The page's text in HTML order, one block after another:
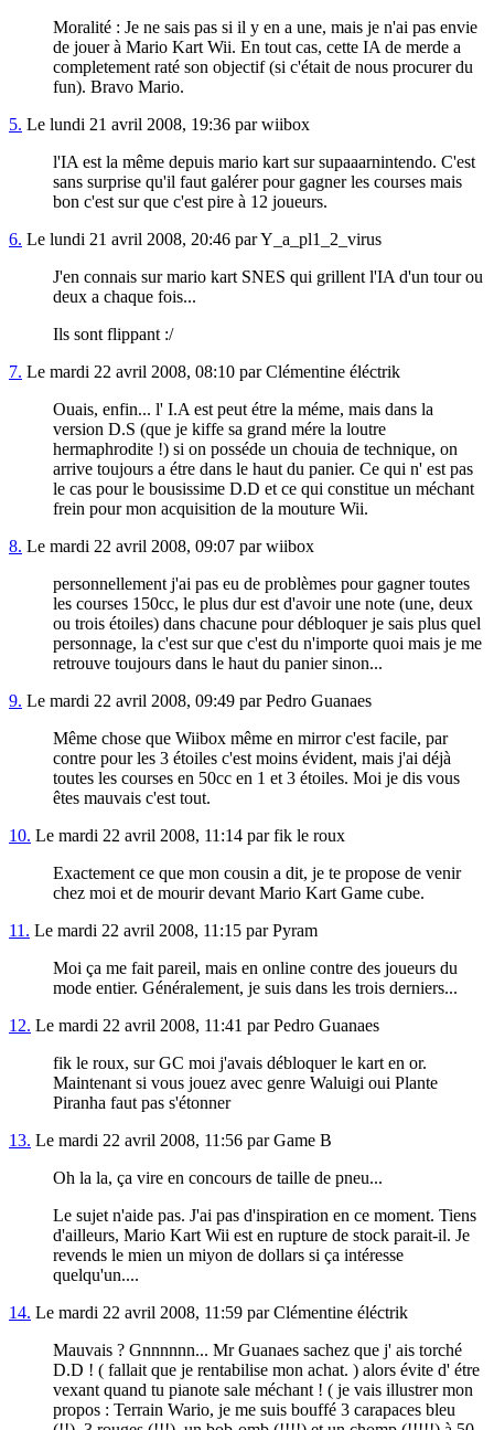
Moralité : Je ne sais pas si il y en a une, mais je n'ai pas envie
de jouer à Mario Kart Wii. En tout cas, cette IA de merde a
completement raté son objectif (si c'était de nous procurer du
fun). Bravo Mario.
5. Le lundi 21 avril 2008, 19:36 par wiibox
l'IA est la même depuis mario kart sur supaaarnintendo. C'est
sans surprise qu'il faut galérer pour gagner les courses mais
bon c'est sur que c'est pire à 12 joueurs.
6. Le lundi 21 avril 2008, 20:46 par Y_a_pl1_2_virus
J'en connais sur mario kart SNES qui grillent l'IA d'un tour ou
deux a chaque fois...
Ils sont flippant :/
7. Le mardi 22 avril 2008, 08:10 par Clémentine éléctrik
Ouais, enfin... l' I.A est peut étre la méme, mais dans la
version D.S (que je kiffe sa grand mére la loutre
hermaphrodite !) si on posséde un chouia de technique, on
arrive toujours a étre dans le haut du panier. Ce qui n' est pas
le cas pour le bousissime D.D et ce qui constitue un méchant
frein pour mon acquisition de la mouture Wii.
8. Le mardi 22 avril 2008, 09:07 par wiibox
personnellement j'ai pas eu de problèmes pour gagner toutes
les courses 150cc, le plus dur est d'avoir une note (une, deux
ou trois étoiles) dans chacune pour débloquer je sais plus quel
personnage, la c'est sur que c'est du n'importe quoi mais je me
retrouve toujours dans le haut du panier sinon...
9. Le mardi 22 avril 2008, 09:49 par Pedro Guanaes
Même chose que Wiibox même en mirror c'est facile, par
contre pour les 3 étoiles c'est moins évident, mais j'ai déjà
toutes les courses en 50cc en 1 et 3 étoiles. Moi je dis vous
êtes mauvais c'est tout.
10. Le mardi 22 avril 2008, 11:14 par fik le roux
Exactement ce que mon cousin a dit, je te propose de venir
chez moi et de mourir devant Mario Kart Game cube.
11. Le mardi 22 avril 2008, 11:15 par Pyram
Moi ça me fait pareil, mais en online contre des joueurs du
mode entier. Généralement, je suis dans les trois derniers...
12. Le mardi 22 avril 2008, 11:41 par Pedro Guanaes
fik le roux, sur GC moi j'avais débloquer le kart en or.
Maintenant si vous jouez avec genre Waluigi oui Plante
Piranha faut pas s'étonner
13. Le mardi 22 avril 2008, 11:56 par Game B
Oh la la, ça vire en concours de taille de pneu...
Le sujet n'aide pas. J'ai pas d'inspiration en ce moment. Tiens
d'ailleurs, Mario Kart Wii est en rupture de stock parait-il. Je
revends le mien un miyon de dollars si ça intéresse
quelqu'un....
14. Le mardi 22 avril 2008, 11:59 par Clémentine éléctrik
Mauvais ? Gnnnnnn... Mr Guanaes sachez que j' ais torché
D.D ! ( fallait que je rentabilise mon achat. ) alors évite d' étre
vexant quand tu pianote sale méchant ! ( je vais illustrer mon
propos : Terrain Wario, je me suis bouffé 3 carapaces bleu